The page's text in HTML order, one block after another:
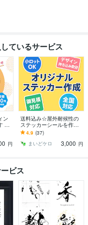
ているサービス
ン
お
円
送料込み☆屋外耐候性の
ステッカーシールを作成
します A4サイズの用紙に
ステッカーを詰め込んで
お得にお届け
4.9 (37)
まいどケロ
3,000 円
ビス